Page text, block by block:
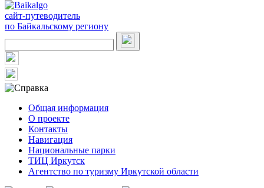
сайт-путеводитель
по Байкальскому региону
Общая информация
О проекте
Контакты
Навигация
Национальные парки
ТИЦ Иркутск
Агентство по туризму Иркутской области